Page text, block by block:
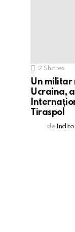
2 Shares
Un militar
Ucraina,
Tiraspol
de Indiro